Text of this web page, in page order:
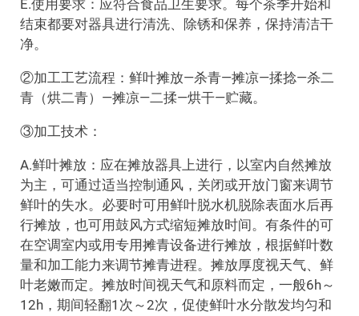
E.使用要求：应符合食品卫生要求。每个茶季开始和
结束都要对器具进行清洗、除锈和保养，保持清洁干
净。
②加工工艺流程：鲜叶摊放—杀青—摊凉—揉捻—杀二
青（烘二青）—摊凉—二揉—烘干—贮藏。
③加工技术：
A.鲜叶摊放：应在摊放器具上进行，以室内自然摊放
为主，可通过适当控制通风，关闭或开放门窗来调节
鲜叶的失水。必要时可用鲜叶脱水机脱除表面水后再
行摊放，也可用鼓风方式缩短摊放时间。有条件的可
在空调室内或用专用摊青设备进行摊放，根据鲜叶数
量和加工能力来调节摊青进程。摊放厚度视天气、鲜
叶老嫩而定。摊放时间视天气和原料而定，一般6h～
12h，期间轻翻1次～2次，促使鲜叶水分散发均匀和